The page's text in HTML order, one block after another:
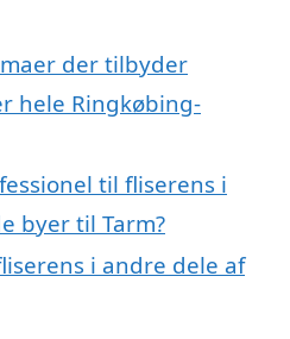
der tilbyder
hele Ringkøbing-
til fliserens i
byer til Tarm?
i andre dele af